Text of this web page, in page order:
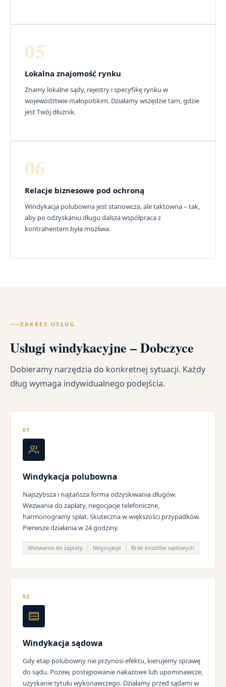
05
Lokalna znajomość rynku
Znamy lokalne sądy, rejestry i specyfikę rynku w
województwie małopolskim. Działamy wszędzie tam, gdzie
jest Twój dłużnik.
06
Relacje biznesowe pod ochroną
Windykacja polubowna jest stanowcza, ale taktowna – tak,
aby po odzyskaniu długu dalsza współpraca z
kontrahentem była możliwa.
ZAKRES USŁUG
Usługi windykacyjne – Dobczyce
Dobieramy narzędzia do konkretnej sytuacji. Każdy
dług wymaga indywidualnego podejścia.
01
Windykacja polubowna
Najszybsza i najtańsza forma odzyskiwania długów.
Wezwania do zapłaty, negocjacje telefoniczne,
harmonogramy spłat. Skuteczna w większości przypadków.
Pierwsze działania w 24 godziny.
Wezwania do zapłaty Negocjacje Brak kosztów sądowych
02
Windykacja sądowa
Gdy etap polubowny nie przynosi efektu, kierujemy sprawę
do sądu. Pozew, postępowanie nakazowe lub upominawcze,
uzyskanie tytułu wykonawczego. Działamy przed sądami w